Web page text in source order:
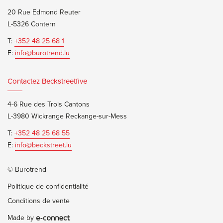
20 Rue Edmond Reuter
L-5326 Contern
T:+352 48 25 68 1
E: info@burotrend.lu
Contactez Beckstreetfive
4-6 Rue des Trois Cantons
L-3980 Wickrange Reckange-sur-Mess
T:+352 48 25 68 55
E: info@beckstreet.lu
© Burotrend
Politique de confidentialité
Conditions de vente
Made by